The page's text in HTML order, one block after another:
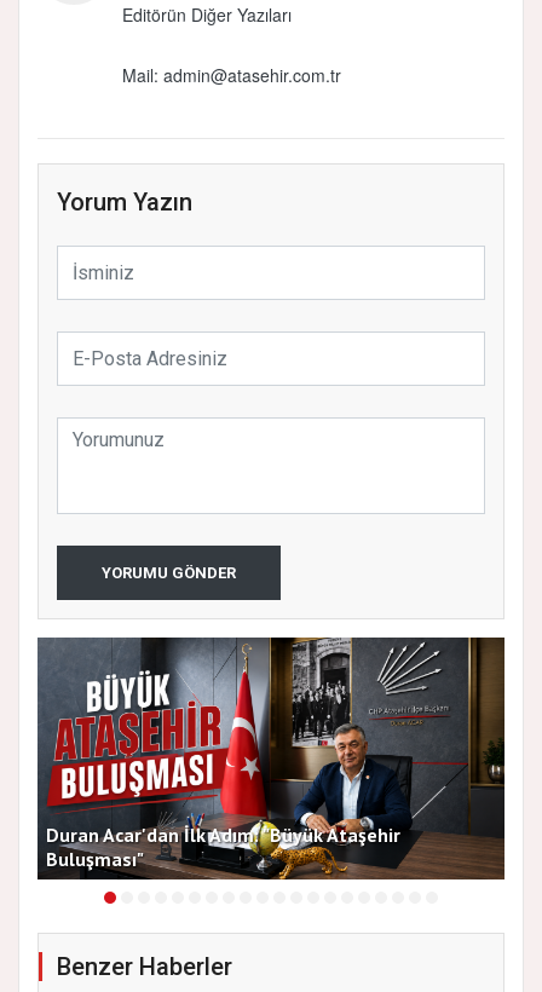
Editörün Diğer Yazıları
Mail: admin@atasehir.com.tr
Yorum Yazın
YORUMU GÖNDER
Duran Acar'dan İlk Adım: "Büyük Ataşehir
Buluşması"
Benzer Haberler